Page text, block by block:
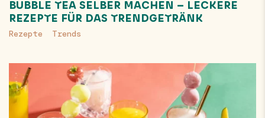
BUBBLE TEA SELBER MACHEN – LECKERE
REZEPTE FÜR DAS TRENDGETRÄNK
Rezepte Trends